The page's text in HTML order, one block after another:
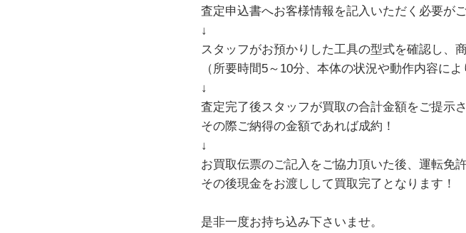
査定申込書へお客様情報を記入いただく必要がご
↓
スタッフがお預かりした工具の型式を確認し、
（所要時間5～10分、本体の状況や動作内容に
↓
査定完了後スタッフが買取の合計金額をご提示
その際ご納得の金額であれば成約！
↓
お買取伝票のご記入をご協力頂いた後、運転免
その後現金をお渡しして買取完了となります！
是非一度お持ち込み下さいませ。